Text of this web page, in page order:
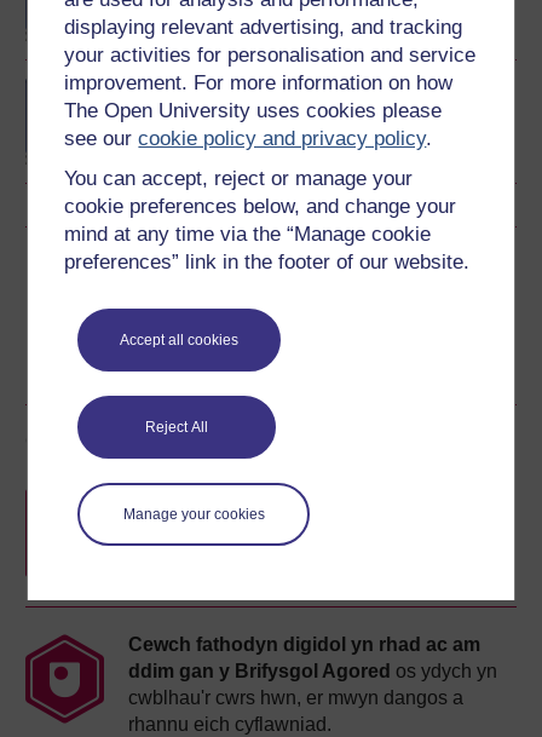
displaying relevant advertising, and tracking
your activities for personalisation and service
improvement. For more information on how
The Open University uses cookies please
see ourcookie policy and privacy policy.
You can accept, reject or manage your
cookie preferences below, and change your
mind at any time via the “Manage cookie
preferences” link in the footer of our website.
Accept all cookies
Reject All
Manage your cookies
Concepts in chemistry
Rhannu'r cwrs am ddim hwn
Gwobrau'r cwrs
Datganiad cyfranogiad am ddim
gwblhau'r cyrsiau hyn.
Cewch fathodyn digidol yn rhad ac am
ddim gan y Brifysgol Agored os ydych yn
cwblhau'r cwrs hwn, er mwyn dangos a
rhannu eich cyflawniad.